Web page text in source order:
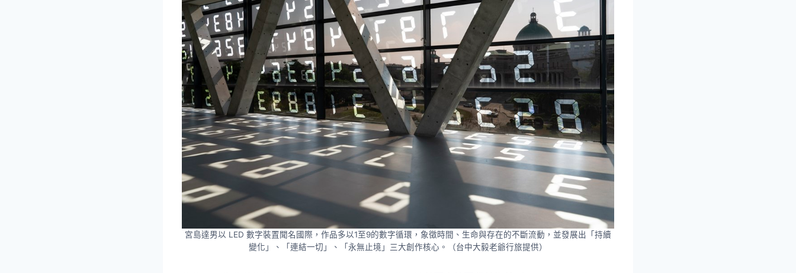
宮島達男以 LED 數字裝置聞名國際，作品多以1至9的數字循環，象徵時間、生命與存在的不斷流動，並發展出「持續
變化」、「連結一切」、「永無止境」三大創作核心。（台中大毅老爺行旅提供）